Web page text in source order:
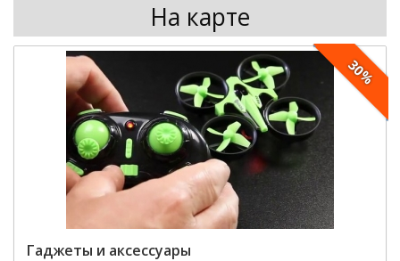
На карте
30%
Гаджеты и аксессуары